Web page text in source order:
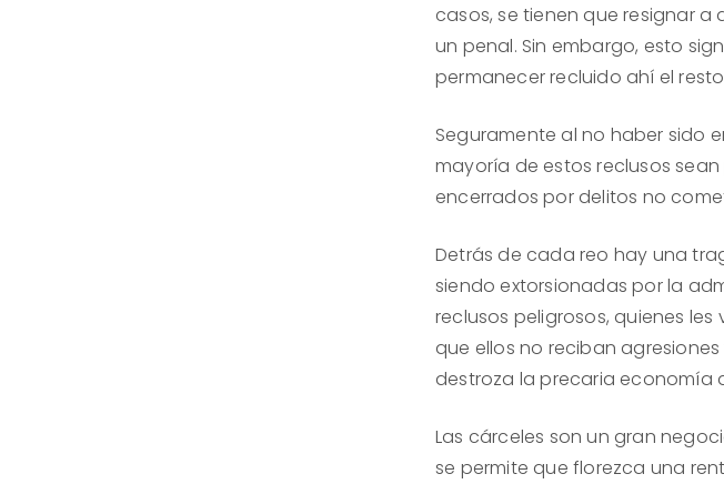
casos, se tienen que resignar
un penal. Sin embargo, esto
permanecer recluido ahí el
Seguramente al no haber sido
mayoría de estos reclusos
encerrados por delitos no
Detrás de cada reo hay una
siendo extorsionadas por la
reclusos peligrosos, quienes
que ellos no reciban
destroza la precaria economía
Las cárceles son un gran
se permite que florezca una